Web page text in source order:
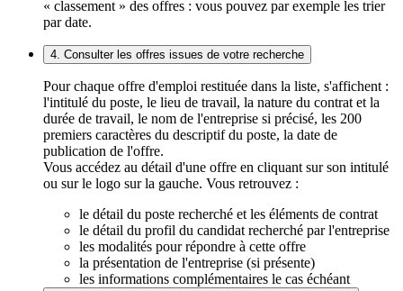
« classement » des offres : vous pouvez par exemple les trier
par date.
4. Consulter les offres issues de votre recherche
Pour chaque offre d'emploi restituée dans la liste, s'affichent :
l'intitulé du poste, le lieu de travail, la nature du contrat et la
durée de travail, le nom de l'entreprise si précisé, les 200
premiers caractères du descriptif du poste, la date de
publication de l'offre.
Vous accédez au détail d'une offre en cliquant sur son intitulé
ou sur le logo sur la gauche. Vous retrouvez :
le détail du poste recherché et les éléments de contrat
le détail du profil du candidat recherché par l'entreprise
les modalités pour répondre à cette offre
la présentation de l'entreprise (si présente)
les informations complémentaires le cas échéant